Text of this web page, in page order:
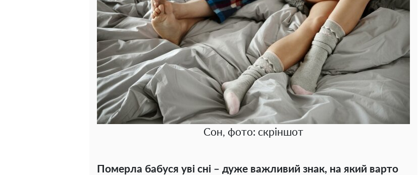
Сон, фото: скріншот
Померла бабуся уві сні – дуже важливий знак, на який варто